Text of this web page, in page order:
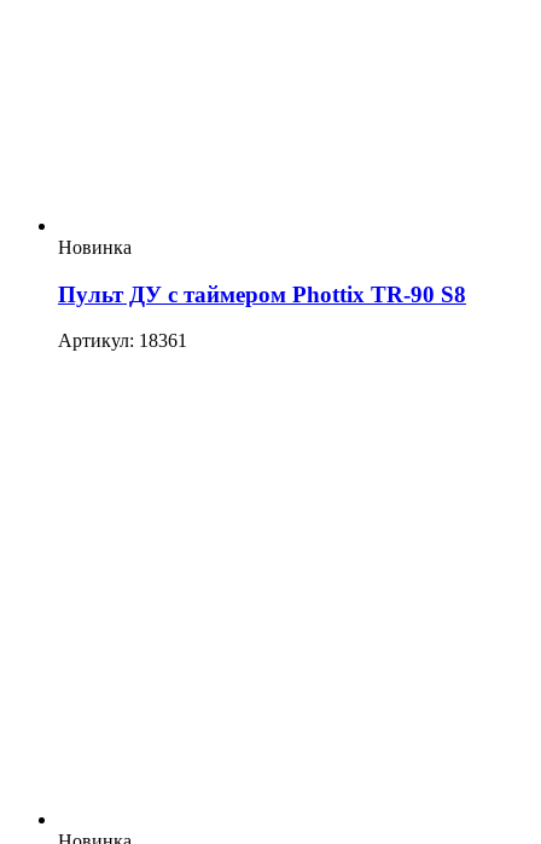
Новинка
Пульт ДУ с таймером Phottix TR-90 S8
Артикул: 18361